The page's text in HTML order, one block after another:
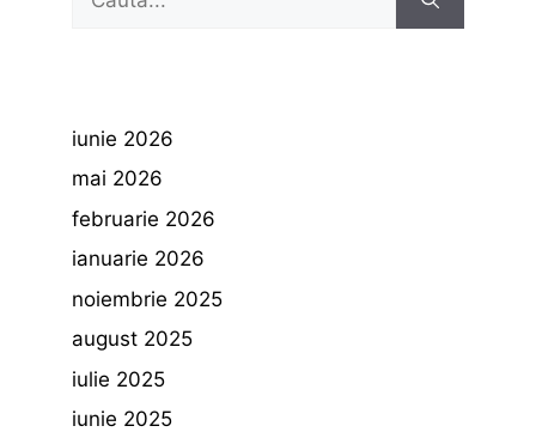
după:
iunie 2026
mai 2026
februarie 2026
ianuarie 2026
noiembrie 2025
august 2025
iulie 2025
iunie 2025